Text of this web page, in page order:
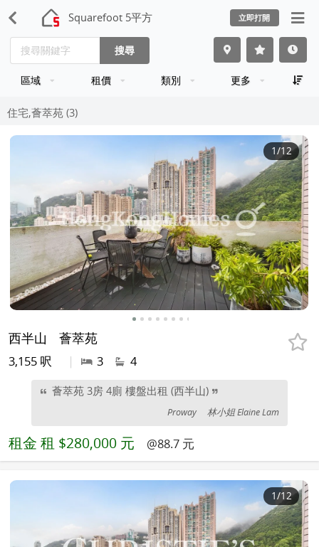
Squarefoot 5平方 立即打開
搜尋
區域 租價 類別 更多
住宅,薈萃苑 (3)
1/12
西半山 薈萃苑
3,155 呎 | 3 4
薈萃苑 3房 4廁 樓盤出租 (西半山)
Proway 林小姐 Elaine Lam
租金 租 $280,000 元 @88.7 元
1/12